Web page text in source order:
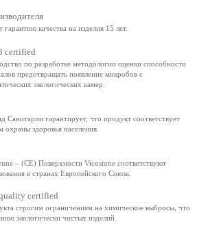
гарантию качества на изделия 15 лет.
certified
по разработке методологии оценки способности
предотвращать появление микробов с
экологических камер.
гарантирует, что продукт соответствует
охраны здоровья населения.
– (CE) Поверхности Vicostone соответствуют
в странах Европейского Союза.
certified
строгим ограничениям на химические выбросы, что
экологически чистых изделий.